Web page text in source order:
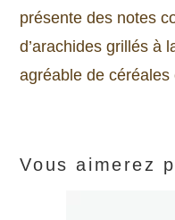
présente des notes
d’arachides grillés à
agréable de céréales
Vous aimerez